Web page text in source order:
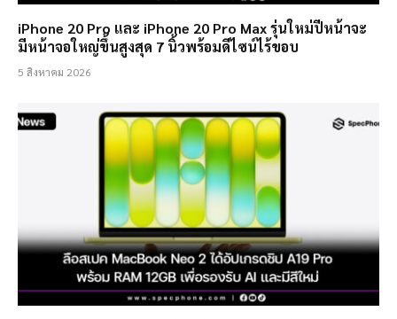
iPhone 20 Pro และ iPhone 20 Pro Max รุ่นใหม่ปีหน้าจะ
มีหน้าจอใหญ่ขึ้นสูงสุด 7 นิ้วพร้อมดีไซน์ไร้ขอบ
5 สิงหาคม 2026